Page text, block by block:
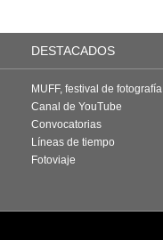
DESTACADOS
MUFF, festival de fotografía
Canal de YouTube
Convocatorias
Líneas de tiempo
Fotoviaje